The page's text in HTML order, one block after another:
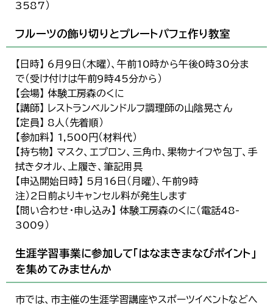
3587）
フルーツの飾り切りとプレートパフェ作り教室
【日時】 6月9日（木曜）、午前10時から午後0時30分ま
で（受け付けは午前9時45分から）
【会場】 体験工房森のくに
【講師】 レストランベルンドルフ調理師の山陰晃さん
【定員】 8人（先着順）
【参加料】 1,500円（材料代）
【持ち物】 マスク、エプロン、三角巾、果物ナイフや包丁、手
拭きタオル、上履き、筆記用具
【申込開始日時】 5月16日（月曜）、午前9時
注）2日前よりキャンセル料が発生します
【問い合わせ・申し込み】 体験工房森のくに（電話48-
3009）
生涯学習事業に参加して「はなまきまなびポイント」
を集めてみませんか
市では、市主催の生涯学習講座やスポーツイベントなどへ